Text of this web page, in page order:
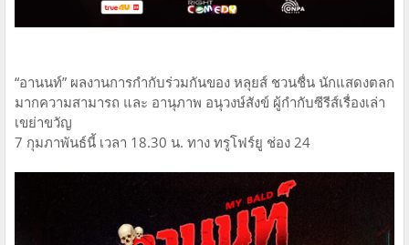
“อานนท์” ผลงานการกำกับร่วมกันของ หลุยส์ ชวนชื่น นักแสดงตลก
มากความสามารถ และ อานุภาพ อนุวงษ์สังข์ ผู้กำกับซีรีส์เรื่องเล่า
เขย่าขวัญ
7 กุมภาพันธ์นี้ เวลา 18.30 น. ทาง ทรูโฟร์ยู ช่อง 24